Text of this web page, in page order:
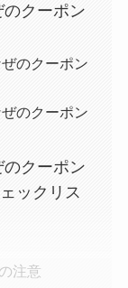
クーポン
のクーポン
のクーポン
クーポン
ックリス
注意